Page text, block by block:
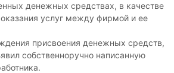
денежных средствах, в качестве
услуг между фирмой и ее
присвоения денежных средств,
собственноручно написанную